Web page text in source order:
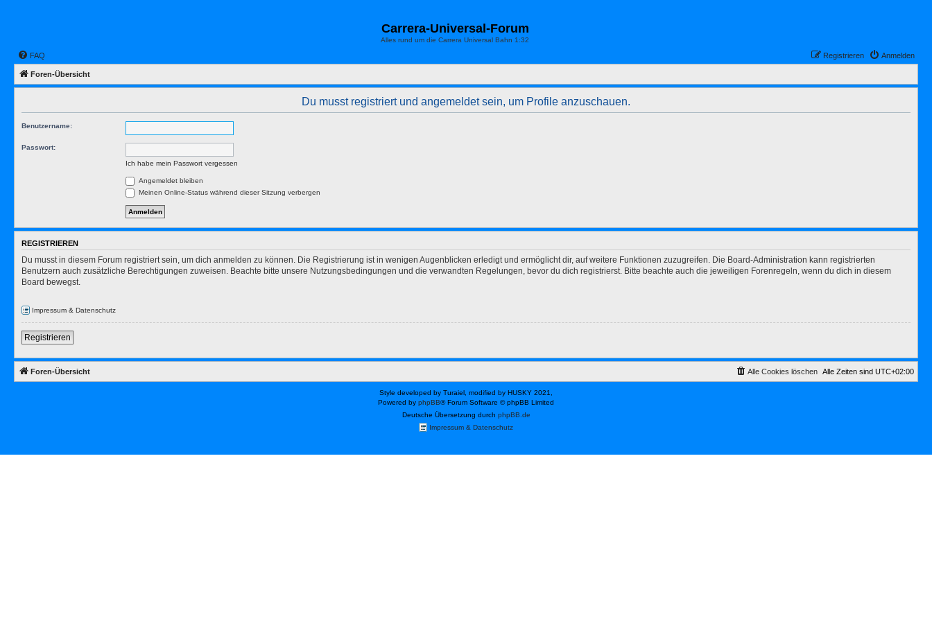
Carrera-Universal-Forum
Alles rund um die Carrera Universal Bahn 1:32
FAQ Anmelden
Registrieren
Foren-Übersicht
Du musst registriert und angemeldet sein, um Profile anzuschauen.
Benutzername:
Passwort:
Ich habe mein Passwort vergessen
Angemeldet bleiben
Meinen Online-Status während dieser Sitzung verbergen
REGISTRIEREN
Du musst in diesem Forum registriert sein, um dich anmelden zu können. Die Registrierung ist in wenigen Augenblicken erledigt und ermöglicht dir, auf weitere Funktionen zuzugreifen. Die Board-Administration kann registrierten
Benutzern auch zusätzliche Berechtigungen zuweisen. Beachte bitte unsere Nutzungsbedingungen und die verwandten Regelungen, bevor du dich registrierst. Bitte beachte auch die jeweiligen Forenregeln, wenn du dich in diesem
Board bewegst.
Impressum & Datenschutz
Registrieren
Foren-Übersicht Alle Zeiten sind UTC+02:00
Alle Cookies löschen
Style developed by Turaiel, modified by HUSKY 2021,
Powered by phpBB® Forum Software © phpBB Limited
Deutsche Übersetzung durch phpBB.de
Impressum & Datenschutz